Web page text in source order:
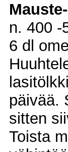
n. 400 -
6 dl
päivää.
sitten
Toista